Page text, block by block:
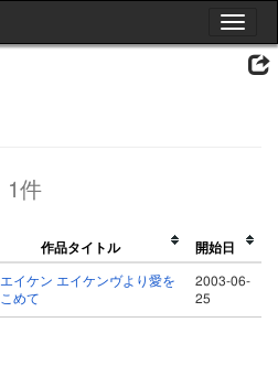
Toggle
1件
作品タイトル 開始日
エイケン エイケンヴより愛を
こめて
2003-06-
25